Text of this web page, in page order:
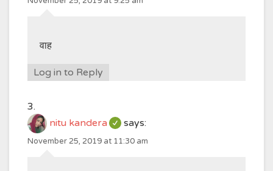
वाह
Log in to Reply
nitu kandera says:
November 25, 2019 at 11:30 am